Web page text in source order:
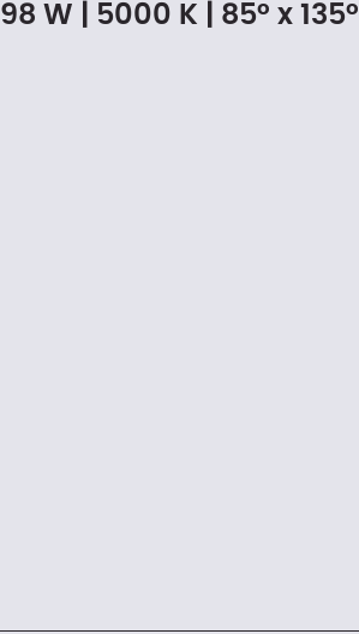
98 W | 5000 K | 85° x 135°